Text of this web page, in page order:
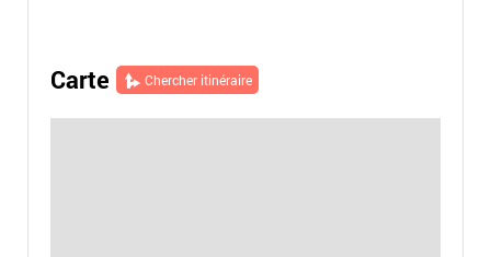
Carte Chercher itinéraire